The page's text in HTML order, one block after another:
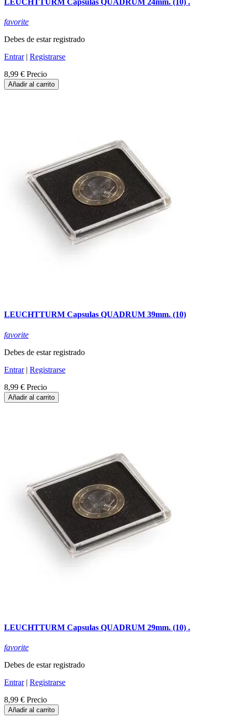
favorite
Debes de estar registrado
Entrar| Registrarse
8,99 € Precio
Añadir al carrito
LEUCHTTURM Capsulas QUADRUM 39mm. (10)
favorite
Debes de estar registrado
Entrar| Registrarse
8,99 € Precio
Añadir al carrito
LEUCHTTURM Capsulas QUADRUM 29mm. (10) .
favorite
Debes de estar registrado
Entrar| Registrarse
8,99 € Precio
Añadir al carrito